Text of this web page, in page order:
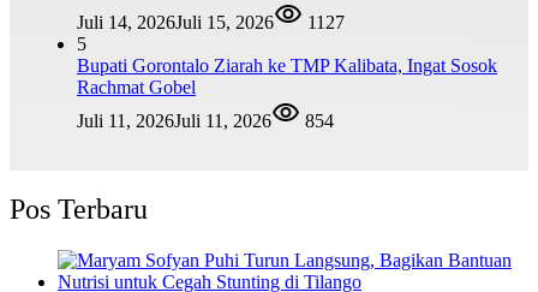
Juli 14, 2026Juli 15, 2026
1127
5
Bupati Gorontalo Ziarah ke TMP Kalibata, Ingat Sosok
Rachmat Gobel
Juli 11, 2026Juli 11, 2026 854
Pos Terbaru